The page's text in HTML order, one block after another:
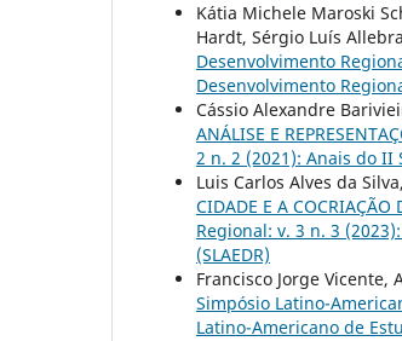
Kátia Michele Maroski
Hardt, Sérgio Luís
Desenvolvimento
Desenvolvimento
Cássio Alexandre
ANÁLISE E
2 n. 2 (2021): Anais do II
Luis Carlos Alves da
CIDADE E A COCRIAÇÃO
Regional: v. 3 n. 3
(SLAEDR)
Francisco Jorge Vicente,
Simpósio Latino-
Latino-Americano de